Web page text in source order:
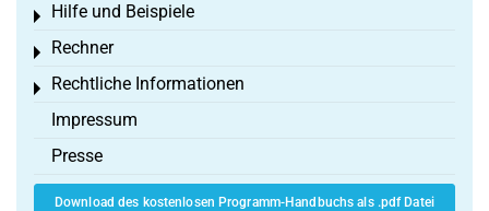
Hilfe und Beispiele
Toggle menu
Rechner
Toggle menu
Rechtliche Informationen
Toggle menu
Impressum
Presse
Download des kostenlosen Programm-Handbuchs als .pdf Datei